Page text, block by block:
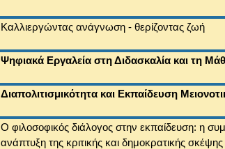
Καλλιεργώντας ανάγνωση - θερίζοντας ζωή
Ψηφιακά Εργαλεία στη Διδασκαλία και τη
Διαπολιτισμικότητα και Εκπαίδευση
Ο φιλοσοφικός διάλογος στην εκπαίδευση: η
ανάπτυξη της κριτικής και δημοκρατικής σκέψης